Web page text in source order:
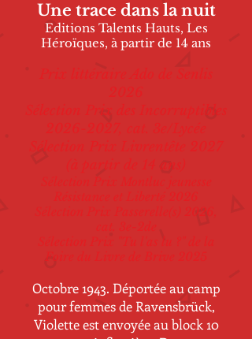
Une trace dans la nuit
Editions Talents Hauts, Les
Héroïques, à partir de 14 ans
Prix littéraire Ado de Senlis
Sélection Prix des Incorruptibles
Sélection Prix Livrentête 2027
(à partir de 14 ans)
Sélection Prix Montluc jeunesse
Sélection Prix Passerelle(s) 2026,
Sélection Prix "Tu l'as lu ?" de la
Foire du Livre de Brive 2025
Octobre 1943. Déportée au camp
pour femmes de Ravensbrück,
Violette est envoyée au block 10